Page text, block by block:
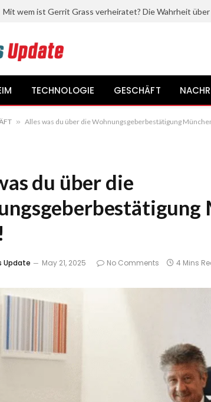
TECHNOLOGIE GESCHÄFT
» Alles was du über die Wohnungsgeberbestätigung
du über die
Update May 21, 2025 No Comments 4 Mins